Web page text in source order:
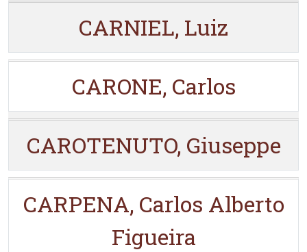
CARNIEL, Luiz
CARONE, Carlos
CAROTENUTO, Giuseppe
CARPENA, Carlos Alberto
Figueira